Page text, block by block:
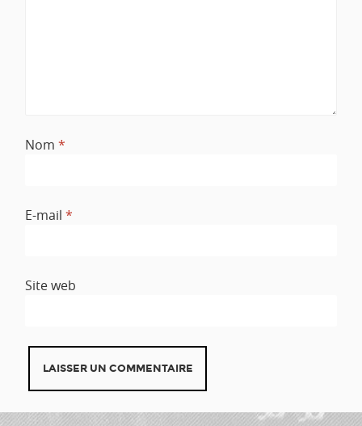
Nom*
E-mail*
Site web